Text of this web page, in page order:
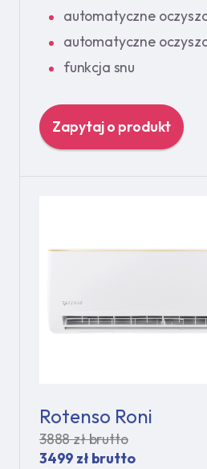
automatyczne
automatyczne
funkcja snu
Zapytaj o produkt
Rotenso Roni
3888 zł brutto
3499 zł brutto